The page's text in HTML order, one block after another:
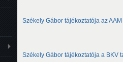
Székely Gábor tájékoztatója az
Székely Gábor tájékoztatója a BKV